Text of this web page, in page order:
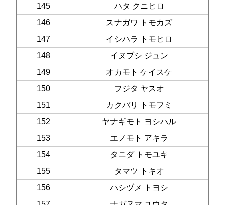
145
ハタ クニヒロ
146
スナガワ トモカズ
147
イシハラ トモヒロ
148
イヌブシ ジュン
149
オカモト ケイスケ
150
フジタ ヤスオ
151
カクバリ トモフミ
152
ヤナギモト ヨシハル
153
エノモト アキラ
154
タニダ トモユキ
155
タマツ トキオ
156
ハシヅメ トヨシ